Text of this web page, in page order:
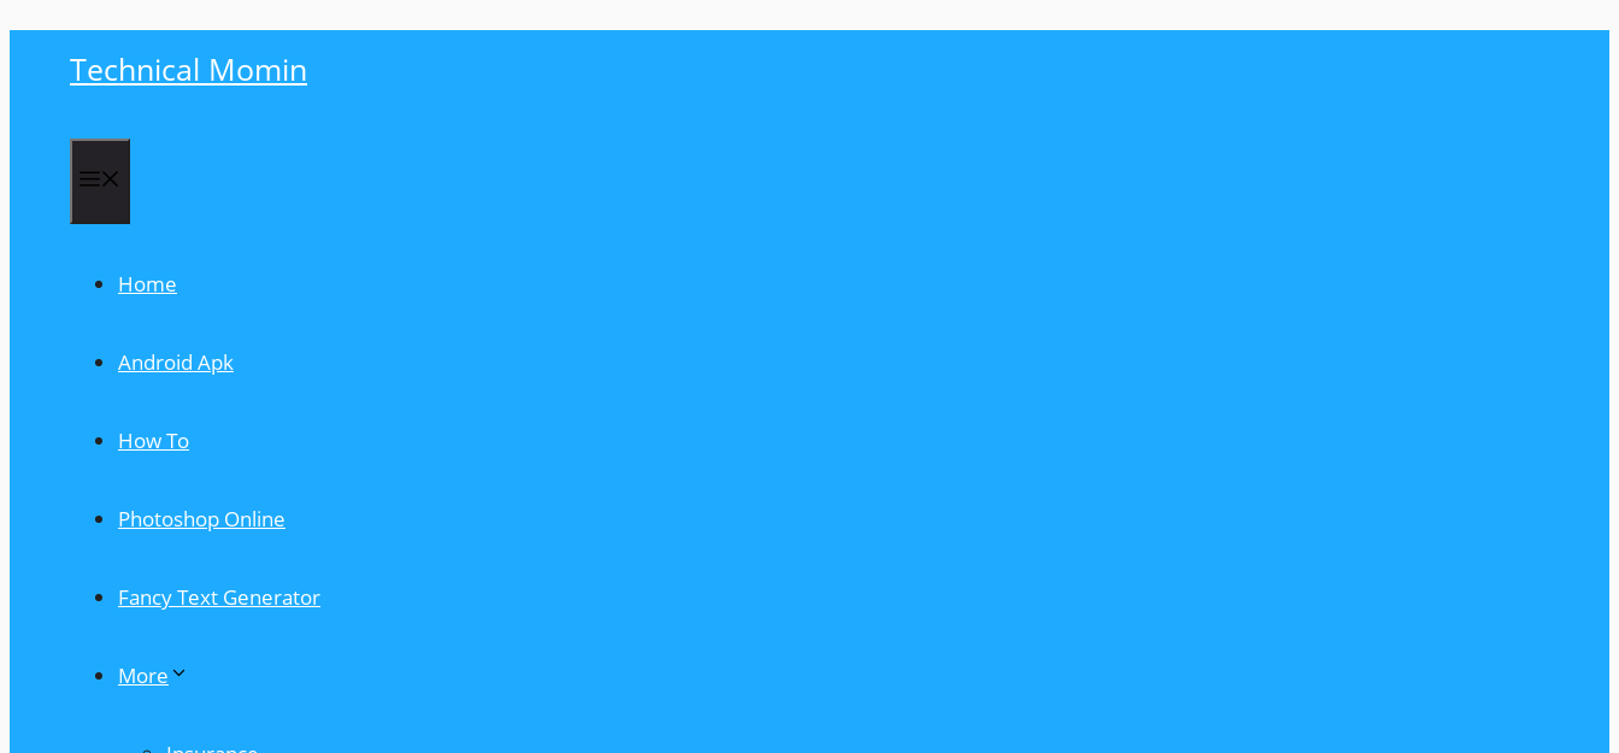
Technical Momin
Home
Android Apk
How To
Photoshop Online
Fancy Text Generator
More